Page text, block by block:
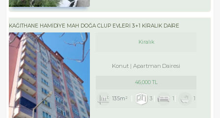
KAĞITHANE HAMİDİYE MAH DOĞA CLUP EVLERİ 3+1 KİRALIK DAİRE
Kiralık
Konut Apartman Dairesi
46,000 TL
135m² 3 1 1